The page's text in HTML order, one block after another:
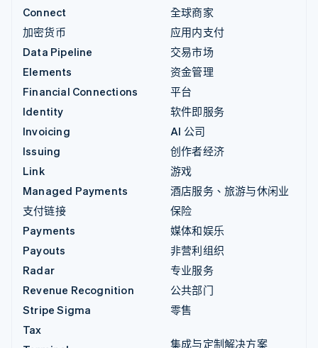
Connect
加密货币
Data Pipeline
Elements
Financial Connections
Identity
Invoicing
Issuing
Link
Managed Payments
支付链接
Payments
Payouts
Radar
Revenue Recognition
Stripe Sigma
Tax
全球商家
应用内支付
交易市场
资金管理
平台
软件即服务
AI 公司
创作者经济
游戏
酒店服务、旅游与休闲业
保险
媒体和娱乐
非营利组织
专业服务
公共部门
零售
集成与定制解决方案